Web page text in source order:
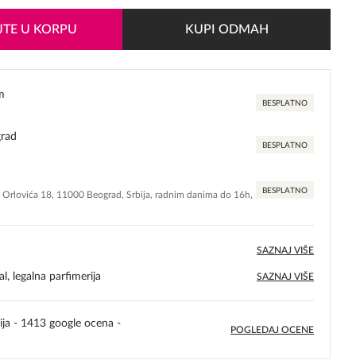
U KORPU KUPI ODMAH
BESPLATNO
BESPLATNO
18, 11000 Beograd, Srbija, radnim danima do 16h, BESPLATNO
SAZNAJ VIŠE
legalna parfimerija SAZNAJ VIŠE
- 1413 google ocena -
POGLEDAJ OCENE